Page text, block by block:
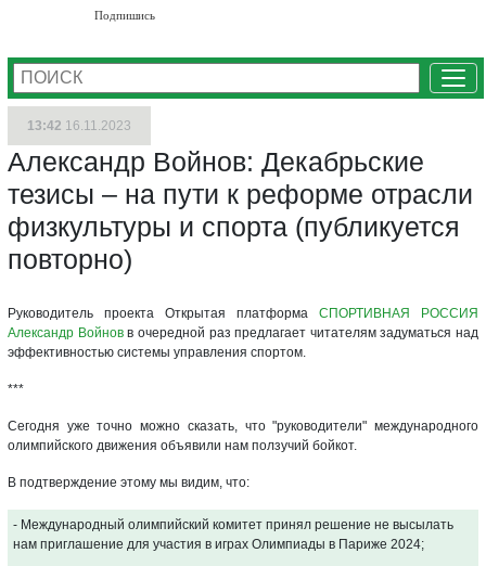
Подпишись
13:42 16.11.2023
Александр Войнов: Декабрьские
тезисы – на пути к реформе отрасли
физкультуры и спорта (публикуется
повторно)
Руководитель проекта Открытая платформа СПОРТИВНАЯ РОССИЯ
Александр Войновв очередной раз предлагает читателям задуматься над
эффективностью системы управления спортом.
***
Сегодня уже точно можно сказать, что "руководители" международного
олимпийского движения объявили нам ползучий бойкот.
В подтверждение этому мы видим, что:
- Международный олимпийский комитет принял решение не высылать
нам приглашение для участия в играх Олимпиады в Париже 2024;